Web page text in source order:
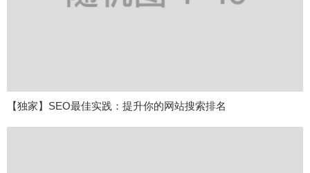
【独家】SEO最佳实践：提升你的网站搜索排名